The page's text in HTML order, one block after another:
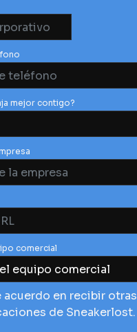
mejor contigo?
comercial
acuerdo en recibir otras
de Sneakerlost.